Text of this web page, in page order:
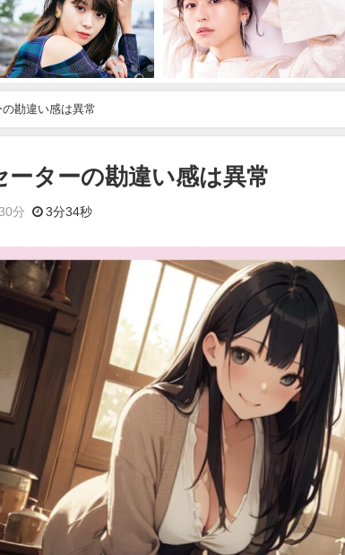
勘違い感は異常
ーターの勘違い感は異常
分 3分34秒